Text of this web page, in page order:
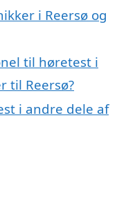
i Reersø og
til høretest i
til Reersø?
i andre dele af